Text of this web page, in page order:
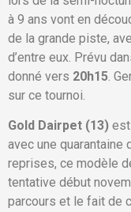
à 9 ans vont en
de la grande piste,
d’entre eux. Prévu
donné vers 20h15 .
sur ce tournoi.
Gold Dairpet (13)
avec une quarantaine
reprises, ce modèle
tentative début
parcours et le fait de